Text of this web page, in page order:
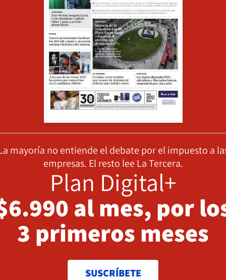
mayoría no entiende el debate por el impuesto a
empresas. El resto lee La Tercera.
Plan Digital+
al mes, por
3 primeros meses
SUSCRÍBETE